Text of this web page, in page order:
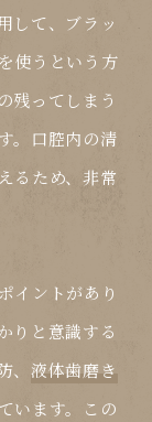
して、ブラッ
を使うという方
残ってしまう
。口腔内の清
るため、非常
イントがあり
りと意識する
、液体歯磨き
います。この